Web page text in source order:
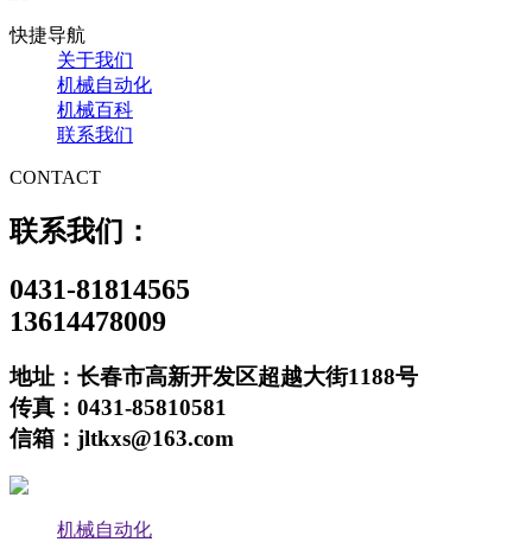
快捷导航
关于我们
机械自动化
机械百科
联系我们
CONTACT
联系我们：
0431-81814565
13614478009
地址：长春市高新开发区超越大街1188号
传真：0431-85810581
信箱：jltkxs@163.com
机械自动化